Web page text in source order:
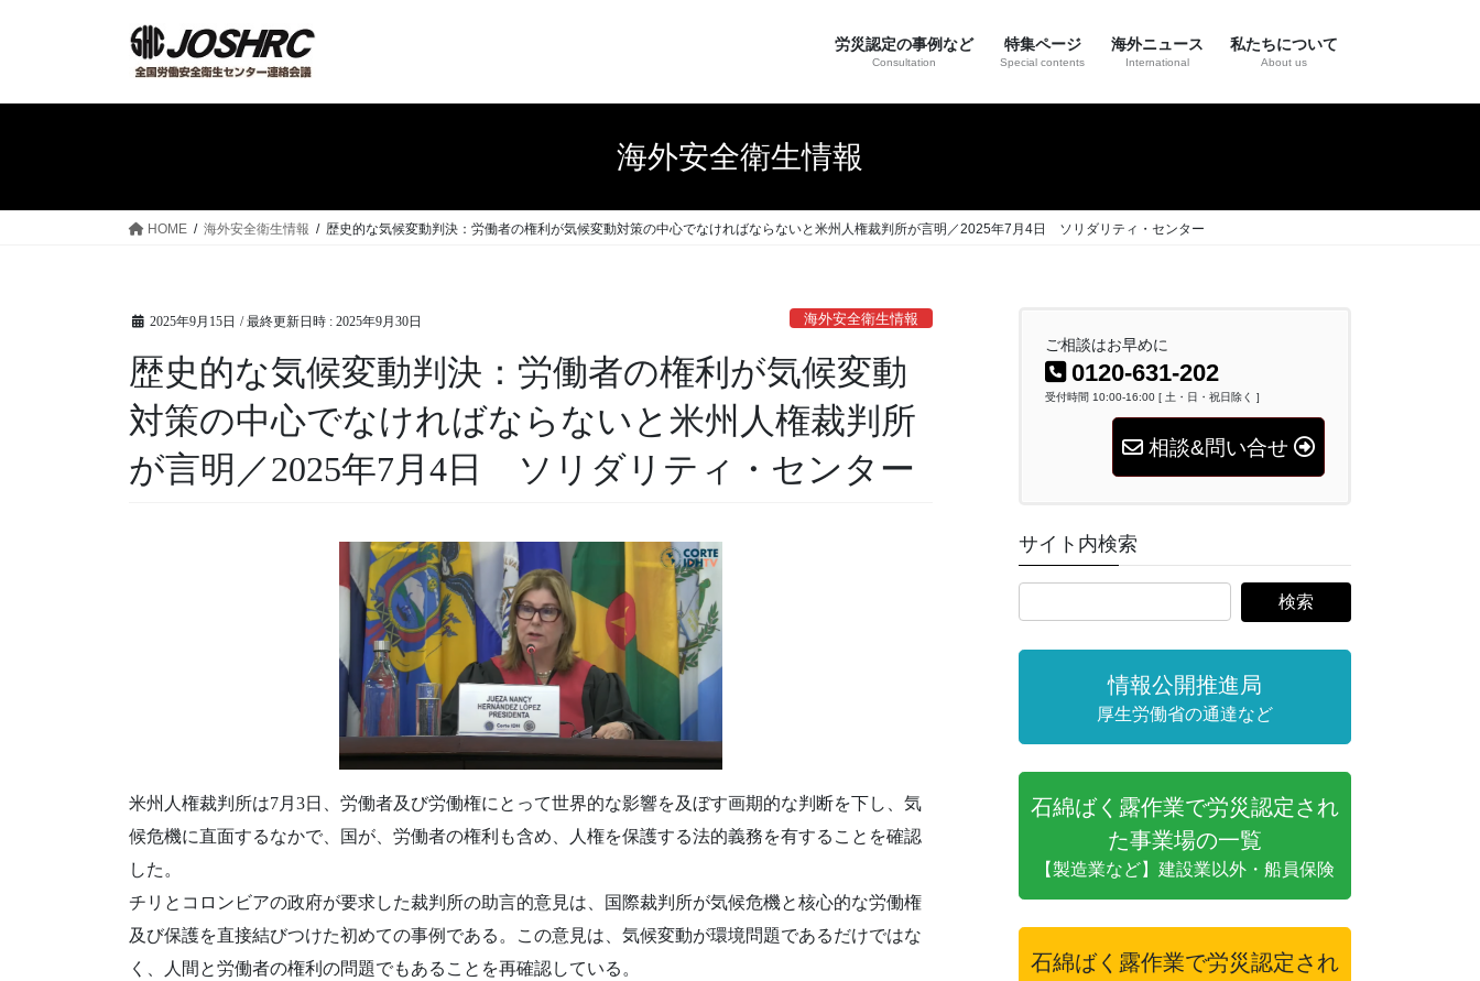
労災認定の事例など
Consultation
特集ページ
Special contents
海外ニュース
International
私たちについて
About us
海外安全衛生情報
HOME 海外安全衛生情報 歴史的な気候変動判決：労働者の権利が気候変動対策の中心でなければならないと米州人権裁判所が言明／2025年7月4日 ソリダリティ・センター
2025年9月15日 / 最終更新日時 : 2025年9月30日 海外安全衛生情報
歴史的な気候変動判決：労働者の権利が気候変動
対策の中心でなければならないと米州人権裁判所
が言明／2025年7月4日 ソリダリティ・センター
米州人権裁判所は7月3日、労働者及び労働権にとって世界的な影響を及ぼす画期的な判断を下し、気
候危機に直面するなかで、国が、労働者の権利も含め、人権を保護する法的義務を有することを確認
した。
チリとコロンビアの政府が要求した裁判所の助言的意見は、国際裁判所が気候危機と核心的な労働権
及び保護を直接結びつけた初めての事例である。この意見は、気候変動が環境問題であるだけではな
く、人間と労働者の権利の問題でもあることを再確認している。
ご相談はお早めに
0120-631-202
受付時間 10:00-16:00 [ 土・日・祝日除く ]
相談&問い合せ
サイト内検索
情報公開推進局
厚生労働省の通達など
石綿ばく露作業で労災認定され
た事業場の一覧
【製造業など】建設業以外・船員保険
石綿ばく露作業で労災認定され